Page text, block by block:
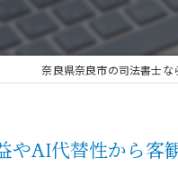
奈良県奈良市の司法書士
やAI代替性から客